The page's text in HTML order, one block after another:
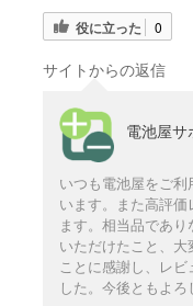
役に立った 0
サイトからの返信
電池屋サ
いつも電池屋をご
います。また高評
ます。相当品であ
いただけたこと、大
ことに感謝し、レ
した。今後ともよろ